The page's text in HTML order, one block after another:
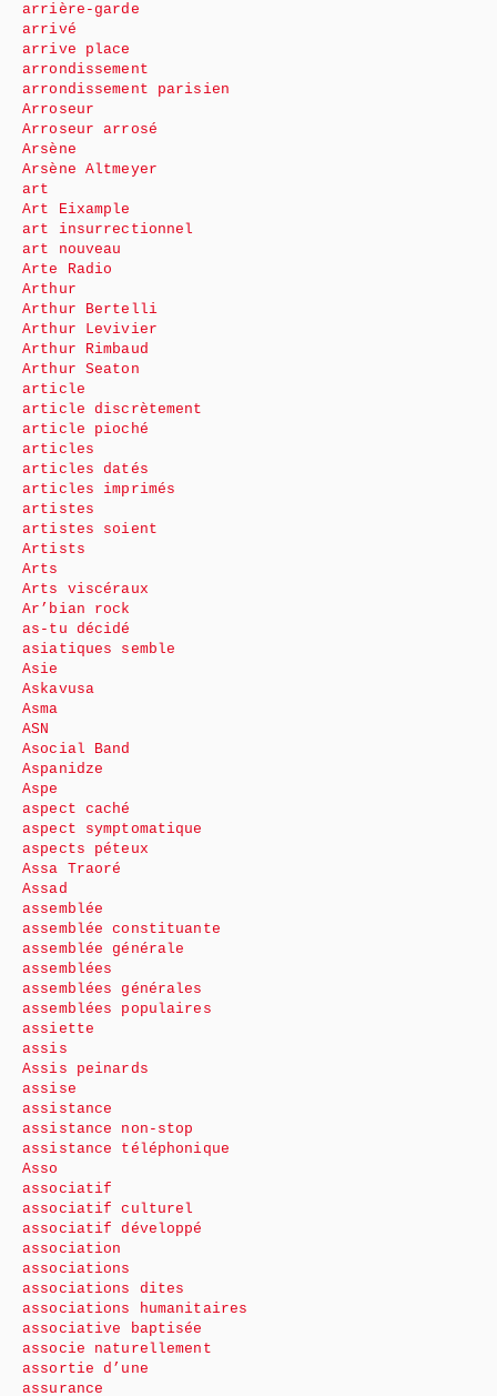
arrière-garde
arrivé
arrive place
arrondissement
arrondissement parisien
Arroseur
Arroseur arrosé
Arsène
Arsène Altmeyer
art
Art Eixample
art insurrectionnel
art nouveau
Arte Radio
Arthur
Arthur Bertelli
Arthur Levivier
Arthur Rimbaud
Arthur Seaton
article
article discrètement
article pioché
articles
articles datés
articles imprimés
artistes
artistes soient
Artists
Arts
Arts viscéraux
Ar’bian rock
as-tu décidé
asiatiques semble
Asie
Askavusa
Asma
ASN
Asocial Band
Aspanidze
Aspe
aspect caché
aspect symptomatique
aspects péteux
Assa Traoré
Assad
assemblée
assemblée constituante
assemblée générale
assemblées
assemblées générales
assemblées populaires
assiette
assis
Assis peinards
assise
assistance
assistance non-stop
assistance téléphonique
Asso
associatif
associatif culturel
associatif développé
association
associations
associations dites
associations humanitaires
associative baptisée
associe naturellement
assortie d’une
assurance